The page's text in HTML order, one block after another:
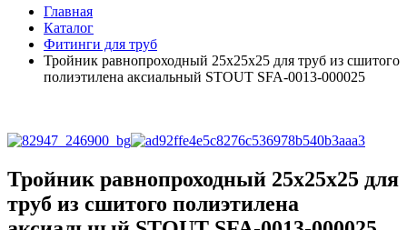
Главная
Каталог
Фитинги для труб
Тройник равнопроходный 25x25x25 для труб из сшитого
полиэтилена аксиальный STOUT SFA-0013-000025
Тройник равнопроходный 25x25x25 для
труб из сшитого полиэтилена